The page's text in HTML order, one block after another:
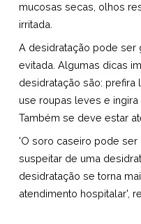
mucosas secas, olhos
irritada.
A desidratação pode ser
evitada. Algumas dicas
desidratação são: prefira
use roupas leves e
Também se deve estar
'O soro caseiro pode
suspeitar de uma
desidratação se torna
atendimento hospitalar',